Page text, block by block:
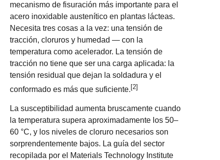
mecanismo de fisuración más importante para el
acero inoxidable austenítico en plantas lácteas.
Necesita tres cosas a la vez: una tensión de
tracción, cloruros y humedad — con la
temperatura como acelerador. La tensión de
tracción no tiene que ser una carga aplicada: la
tensión residual que dejan la soldadura y el
conformado es más que suficiente. [2]
La susceptibilidad aumenta bruscamente cuando
la temperatura supera aproximadamente los 50–
60 °C, y los niveles de cloruro necesarios son
sorprendentemente bajos. La guía del sector
recopilada por el Materials Technology Institute